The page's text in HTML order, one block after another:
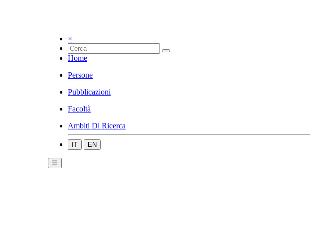
×
Home
Persone
Pubblicazioni
Facoltà
Ambiti Di Ricerca
IT EN
☰